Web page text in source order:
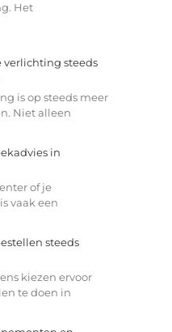
Het
verlichting steeds
is op steeds meer
Niet alleen
in
of je
vaak een
steeds
kiezen ervoor
te doen in